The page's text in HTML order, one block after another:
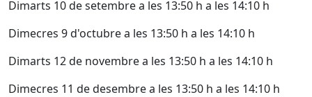
Dimarts 10 de setembre a les 13:50 h a les 14:10 h
Dimecres 9 d'octubre a les 13:50 h a les 14:10 h
Dimarts 12 de novembre a les 13:50 h a les 14:10 h
Dimecres 11 de desembre a les 13:50 h a les 14:10 h